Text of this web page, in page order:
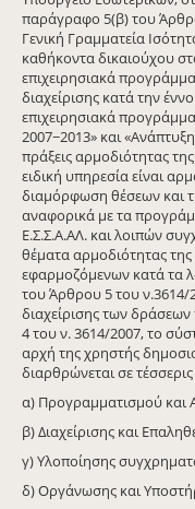
παράγραφο 5(β) του
Γενική Γραμματεία
καθήκοντα δικαιούχου
επιχειρησιακά
διαχείρισης κατά την
επιχειρησιακά
2007−2013» και
πράξεις αρμοδιότητας
ειδική υπηρεσία είναι
διαμόρφωση θέσεων και
αναφορικά με τα
Ε.Σ.Σ.Α.ΑΛ. και λοιπών
θέματα αρμοδιότητας της
εφαρμοζόμενων κατά τα
του Άρθρου 5 του ν.3614/
διαχείρισης των
4 του ν. 3614/2007, το
αρχή της χρηστής
διαρθρώνεται σε
α) Προγραμματισμού και
β) Διαχείρισης και
γ) Υλοποίησης
δ) Οργάνωσης και